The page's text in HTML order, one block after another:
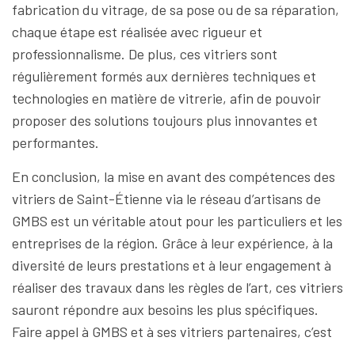
fabrication du vitrage, de sa pose ou de sa réparation,
chaque étape est réalisée avec rigueur et
professionnalisme. De plus, ces vitriers sont
régulièrement formés aux dernières techniques et
technologies en matière de vitrerie, afin de pouvoir
proposer des solutions toujours plus innovantes et
performantes.
En conclusion, la mise en avant des compétences des
vitriers de Saint-Étienne via le réseau d’artisans de
GMBS est un véritable atout pour les particuliers et les
entreprises de la région. Grâce à leur expérience, à la
diversité de leurs prestations et à leur engagement à
réaliser des travaux dans les règles de l’art, ces vitriers
sauront répondre aux besoins les plus spécifiques.
Faire appel à GMBS et à ses vitriers partenaires, c’est